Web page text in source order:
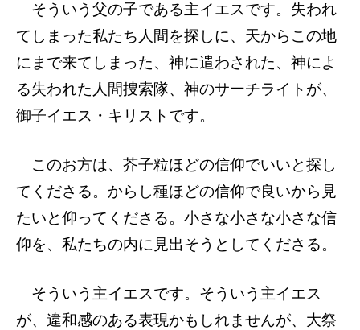
そういう父の子である主イエスです。失われ
てしまった私たち人間を探しに、天からこの地
にまで来てしまった、神に遣わされた、神によ
る失われた人間捜索隊、神のサーチライトが、
御子イエス・キリストです。
このお方は、芥子粒ほどの信仰でいいと探し
てくださる。からし種ほどの信仰で良いから見
たいと仰ってくださる。小さな小さな小さな信
仰を、私たちの内に見出そうとしてくださる。
そういう主イエスです。そういう主イエス
が、違和感のある表現かもしれませんが、大祭